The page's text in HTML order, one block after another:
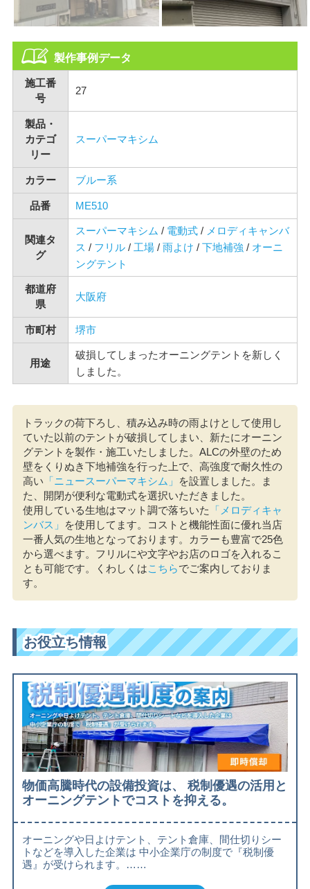
製作事例データ
施工番
号
27
製品・
カテゴ
リー
スーパーマキシム
カラー ブルー系
品番 ME510
関連タ
グ
スーパーマキシム / 電動式/ メロディキャンバ
ス / フリル/ 工場/ 雨よけ / 下地補強 / オーニ
ングテント
都道府
県
大阪府
市町村 堺市
用途
破損してしまったオーニングテントを新しく
しました。
トラックの荷下ろし、積み込み時の雨よけとして使用し
ていた以前のテントが破損してしまい、新たにオーニン
グテントを製作・施工いたしました。ALCの外壁のため
壁をくりぬき下地補強を行った上で、高強度で耐久性の
高い 「ニュースーパーマキシム」
を設置しました。ま
た、開閉が便利な電動式を選択いただきました。
使用している生地はマット調で落ちいた
「メロディキャ
ンバス」
を使用してます。コストと機能性面に優れ当店
一番人気の生地となっております。カラーも豊富で25色
から選べます。フリルにや文字やお店のロゴを入れるこ
とも可能です。くわしくはこちらでご案内しておりま
す。
お役立ち情報
物価高騰時代の設備投資は、 税制優遇の活用と
オーニングテントでコストを抑える。
オーニングや日よけテント、テント倉庫、間仕切りシー
トなどを導入した企業は 中小企業庁の制度で『税制優
遇』が受けられます。……